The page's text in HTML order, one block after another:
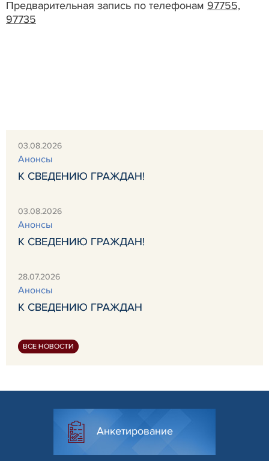
Предварительная запись по телефонам 97755,
97735
03.08.2026
Анонсы
К СВЕДЕНИЮ ГРАЖДАН!
03.08.2026
Анонсы
К СВЕДЕНИЮ ГРАЖДАН!
28.07.2026
Анонсы
К СВЕДЕНИЮ ГРАЖДАН
ВСЕ НОВОСТИ
Анкетирование